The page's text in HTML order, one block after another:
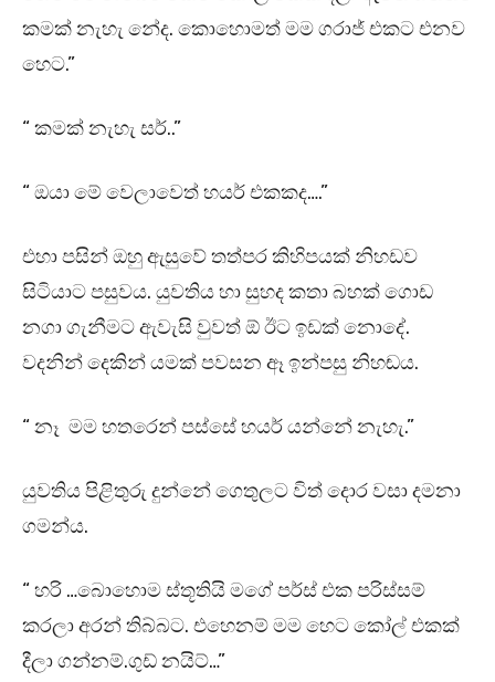
කමක් නැහැ නේද. කොහොමත් මම ගරාජ් එකට එනව
හෙට.”
“ කමක් නැහැ සර්..”
“ ඔයා මේ වෙලාවෙත් හයර් එකකද….”
එහා පසින් ඔහු ඇසුවේ තත්පර කිහිපයක් නිහඩව
සිටියාට පසුවය. යුවතිය හා සුහද කතා බහක් ගොඩ
නගා ගැනීමට ඇවැසි වුවත් ඕ ඊට ඉඩක් නොදේ.
වදනින් දෙකින් යමක් පවසන ඈ ඉන්පසු නිහඬය.
“ නෑ මම හතරෙන් පස්සේ හයර් යන්නේ නැහැ.”
යුවතිය පිළිතුරු දුන්නේ ගෙතුලට විත් දොර වසා දමනා
ගමන්ය.
“ හරි …බොහොම ස්තූතියි මගේ පර්ස් එක පරිස්සම්
කරලා අරන් තිබ්බට. එහෙනම් මම හෙට කෝල් එකක්
දීලා ගන්නම්.ගුඩ් නයිට්…”